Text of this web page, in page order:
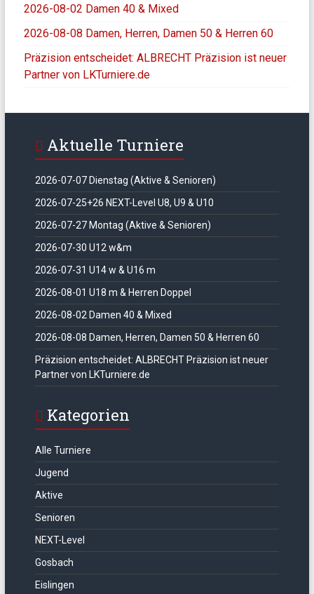
2026-08-02 Damen 40 & Mixed
2026-08-08 Damen, Herren, Damen 50 & Herren 60
Präzision entscheidet: ALBRECHT Präzision ist neuer
Partner von LKTurniere.de
Aktuelle Turniere
2026-07-07 Dienstag (Aktive & Senioren)
2026-07-25+26 NEXT-Level U8, U9 & U10
2026-07-27 Montag (Aktive & Senioren)
2026-07-30 U12 w&m
2026-07-31 U14 w & U16 m
2026-08-01 U18 m & Herren Doppel
2026-08-02 Damen 40 & Mixed
2026-08-08 Damen, Herren, Damen 50 & Herren 60
Präzision entscheidet: ALBRECHT Präzision ist neuer
Partner von LKTurniere.de
Kategorien
Alle Turniere
Jugend
Aktive
Senioren
NEXT-Level
Gosbach
Eislingen